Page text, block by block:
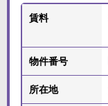
賃料
物件番号
所在地